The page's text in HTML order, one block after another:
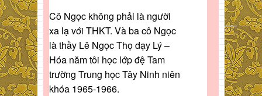
Cô Ngọc không phải là người
xa lạ với THKT. Và ba cô Ngọc
là thầy Lê Ngọc Thọ dạy Lý –
Hóa năm tôi học lớp đệ Tam
trường Trung học Tây Ninh niên
khóa 1965-1966.